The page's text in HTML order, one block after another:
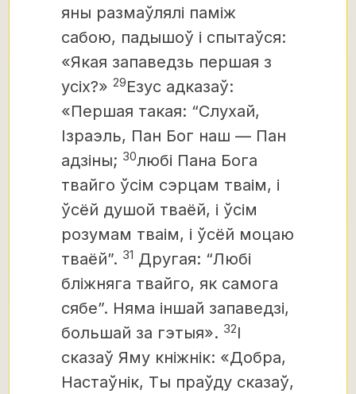
яны размаўлялі паміж
сабою, падышоў і спытаўся:
«Якая запаведзь першая з
усіх?» 29Езус адказаў:
«Першая такая: “Слухай,
Ізраэль, Пан Бог наш — Пан
адзіны; 30любі Пана Бога
твайго ўсім сэрцам тваім, і
ўсёй душой тваёй, і ўсім
розумам тваім, і ўсёй моцаю
тваёй”. 31 Другая: “Любі
бліжняга твайго, як самога
сябе”. Няма іншай запаведзі,
большай за гэтыя». 32І
сказаў Яму кніжнік: «Добра,
Настаўнік, Ты праўду сказаў,